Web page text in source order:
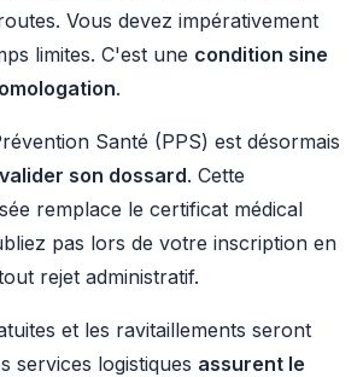
Vous devez impérativement
limites. C'est une condition sine
.
Santé (PPS) est désormais
son dossard. Cette
remplace le certificat médical
pas lors de votre inscription en
rejet administratif.
et les ravitaillements seront
services logistiques assurent le